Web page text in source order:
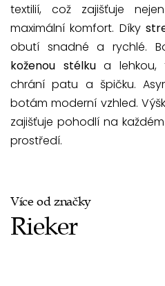
textilií, což zajišťuje
maximální komfort. Díky
obutí snadné a rychlé.
koženou stélkua lehkou,
chrání patu a špičku.
botám moderní vzhled.
zajišťuje pohodlí na
prostředí.
Více od značky
Rieker